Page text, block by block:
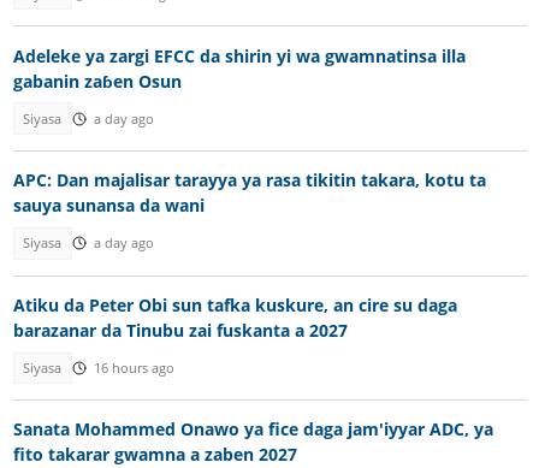
Adeleke ya zargi EFCC da shirin yi wa gwamnatinsa illa
gabanin zaɓen Osun
Siyasa a day ago
APC: Dan majalisar tarayya ya rasa tikitin takara, kotu ta
sauya sunansa da wani
Siyasa a day ago
Atiku da Peter Obi sun tafka kuskure, an cire su daga
barazanar da Tinubu zai fuskanta a 2027
Siyasa 16 hours ago
Sanata Mohammed Onawo ya fice daga jam'iyyar ADC, ya
fito takarar gwamna a zaben 2027